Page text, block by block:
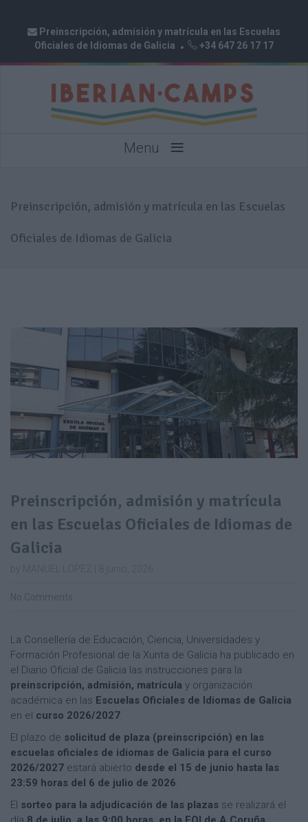
Preinscripción, admisión y matrícula en las Escuelas
Oficiales de Idiomas de Galicia
+34 647 26 17 17
Menu ≡
Preinscripción, admisión y matrícula en las Escuelas
Oficiales de Idiomas de Galicia
Preinscripción, admisión y matrícula
en las Escuelas Oficiales de Idiomas de
Galicia
by MANUEL LOPEZ | 8 junio, 2026
No Comments
La Consellería de Educación, Ciencia, Universidades y
Formación Profesional de la Xunta de Galicia ha publicado en
el Diario Oficial de Galicia las instrucciones para la
preinscripción, admisión, matrícula y organización
académica en las Escuelas Oficiales de Idiomas de Galicia
en el curso 2026/2027.
El plazo de solicitud de plaza (preinscripción) en las
escuelas oficiales de idiomas de Galicia para el curso
2026/2027 estará abierto desde el 15 de junio hasta las
23:59 horas del 6 de julio de 2026.
El sorteo para la adjudicación de las plazas se realizará el